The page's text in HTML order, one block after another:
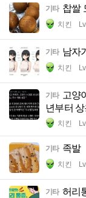
기타 찹쌀
치킨
기타 남자
치킨
기타 고양
년부터
치킨
기타 족발
치킨
기타 허리